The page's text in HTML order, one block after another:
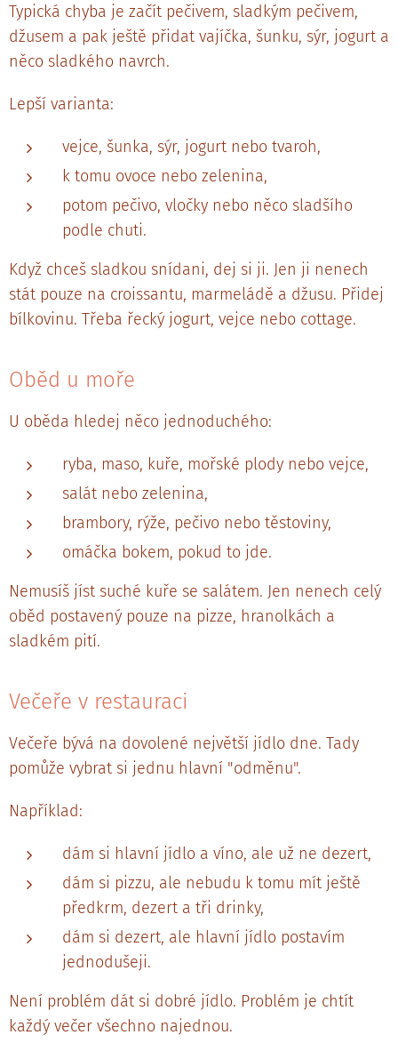
Typická chyba je začít pečivem, sladkým pečivem,
džusem a pak ještě přidat vajíčka, šunku, sýr, jogurt a
něco sladkého navrch.
Lepší varianta:
vejce, šunka, sýr, jogurt nebo tvaroh,
k tomu ovoce nebo zelenina,
potom pečivo, vločky nebo něco sladšího
podle chuti.
Když chceš sladkou snídani, dej si ji. Jen ji nenech
stát pouze na croissantu, marmeládě a džusu. Přidej
bílkovinu. Třeba řecký jogurt, vejce nebo cottage.
Oběd u moře
U oběda hledej něco jednoduchého:
ryba, maso, kuře, mořské plody nebo vejce,
salát nebo zelenina,
brambory, rýže, pečivo nebo těstoviny,
omáčka bokem, pokud to jde.
Nemusíš jíst suché kuře se salátem. Jen nenech celý
oběd postavený pouze na pizze, hranolkách a
sladkém pití.
Večeře v restauraci
Večeře bývá na dovolené největší jídlo dne. Tady
pomůže vybrat si jednu hlavní "odměnu".
Například:
dám si hlavní jídlo a víno, ale už ne dezert,
dám si pizzu, ale nebudu k tomu mít ještě
předkrm, dezert a tři drinky,
dám si dezert, ale hlavní jídlo postavím
jednodušeji.
Není problém dát si dobré jídlo. Problém je chtít
každý večer všechno najednou.